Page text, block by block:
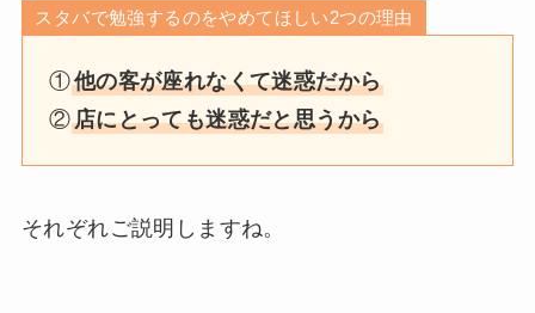
スタバで勉強するのをやめてほしい2つの理由
①他の客が座れなくて迷惑だから
②店にとっても迷惑だと思うから
それぞれご説明しますね。